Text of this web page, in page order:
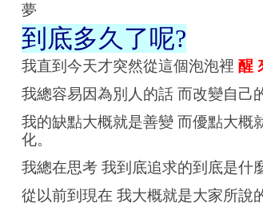
夢
到底多久了呢?
我直到今天才突然從這個泡泡裡 醒
我總容易因為別人的話 而改變自己
我的缺點大概就是善變 而優點大概
化。
我總在思考 我到底追求的到底是什
從以前到現在 我大概就是大家所說